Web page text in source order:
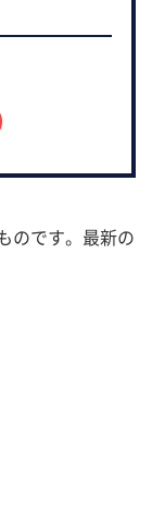
のです。最新の